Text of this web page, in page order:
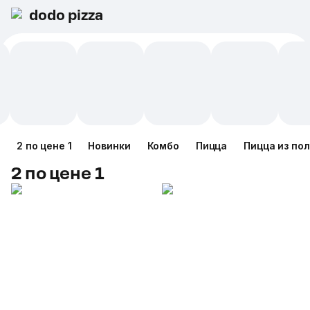
dodo pizza
2 по цене 1 Новинки Комбо Пицца Пицца из
2 по цене 1